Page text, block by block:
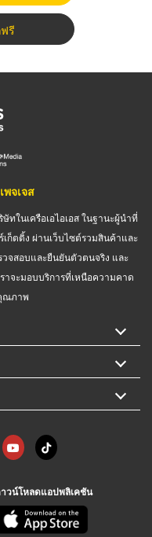
รี
พจเจส
ทในเครือเอไอเอส ในฐานะผู้นำที่
ตติ้ง ผ่านเว็บไซต์รวมสินค้าและ
วจสอบและยืนยันตัวตนจริง และ
าจะมอบบริการที่เหนือความคาด
ณภาพ
วน์โหลดแอปพลิเคชัน